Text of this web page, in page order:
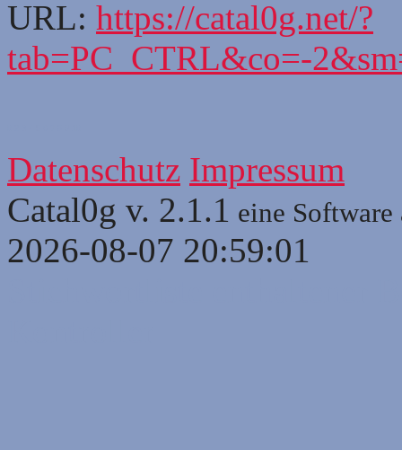
URL: https://catal0g.net/?
tab=PC_CTRL&co=-
Datenschutz Impressum
Catal0g v. 2.1.1 eine Software
2026-08-07 20:59:01